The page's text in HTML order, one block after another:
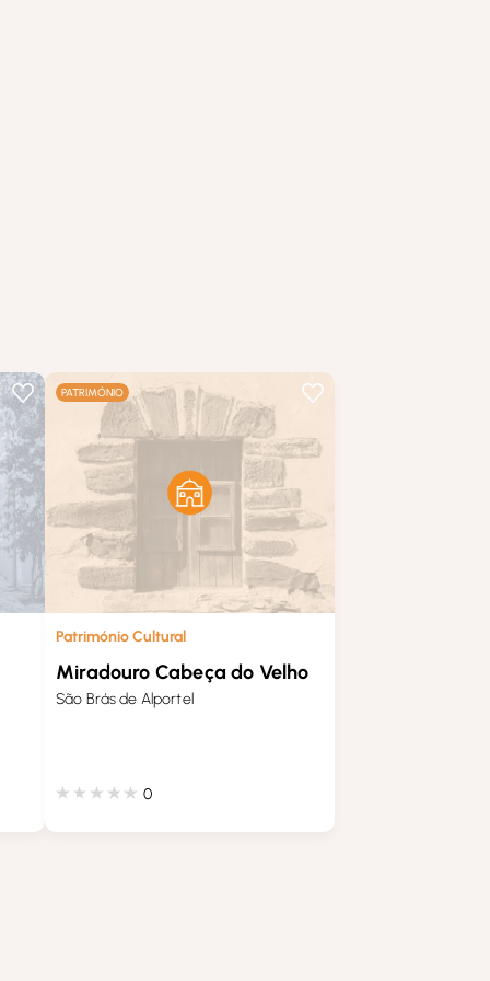
PATRIMÓNIO
Património Cultural
Miradouro Cabeça do Velho
São Brás de Alportel
0